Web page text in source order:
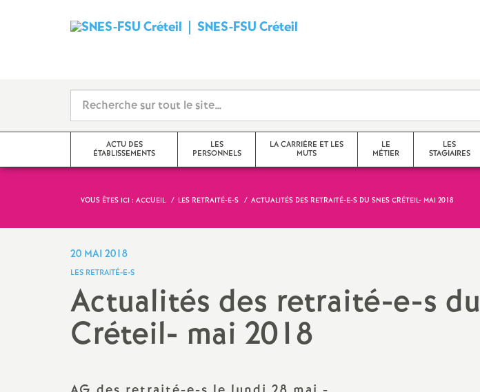
SNES-FSUCréteil
d
i
c
t
N
a
ACTU DES
ÉTABLISSEMENTS
Seine-Saint-Denis
Seine-et-Marne
LES
PERSONNELS
Professeur-e-s
documentalistes
Non-titulaires
LA CARRIÈRE ET LES
MUTS
promotions et évaluation
congés, disponibilités, temps
LE
MÉTIER
questions transversales et
contenus
LES
STAGIAIRES
VOUS ÊTES ICI : ACCUEIL LES RETRAITÉ-E-S ACTUALITÉS DES RETRAITÉ-E-S DU SNES CRÉTEIL- MAI 2018
20 MAI 2018
LES RETRAITÉ-E-S
Actualités des retraité-e-s du
Créteil- mai 2018